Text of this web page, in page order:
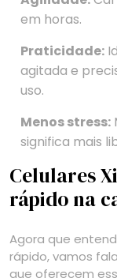
em horas.
Praticidade:
agitada e
uso.
Menos stress:
significa mais
Celulares
rápido na
Agora que
rápido, vamos
que oferecem